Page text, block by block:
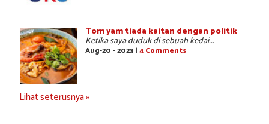
Tom yam tiada kaitan dengan politik
Ketika saya duduk di sebuah kedai...
Aug-20 - 2023 | 4 Comments
Lihat seterusnya »